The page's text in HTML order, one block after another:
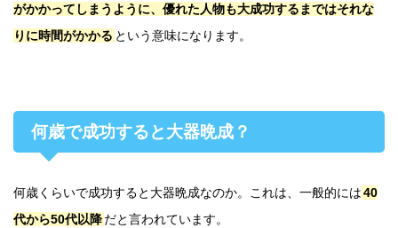
がかかってしまうように、優れた人物も大成功するまではそれな
りに時間がかかる という意味になります。
何歳で成功すると大器晩成？
何歳くらいで成功すると大器晩成なのか。これは、一般的には40
代から50代以降だと言われています。